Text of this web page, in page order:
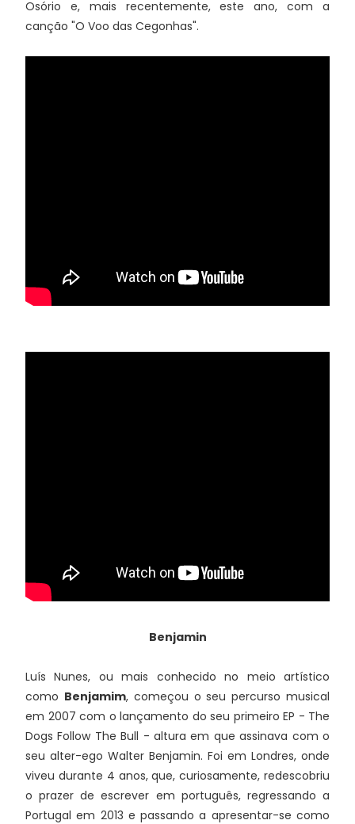
Osório e, mais recentemente, este ano, com a
canção "O Voo das Cegonhas".
Benjamin
Luís Nunes, ou mais conhecido no meio artístico
como Benjamim, começou o seu percurso musical
em 2007 com o lançamento do seu primeiro EP - The
Dogs Follow The Bull - altura em que assinava com o
seu alter-ego Walter Benjamin. Foi em Londres, onde
viveu durante 4 anos, que, curiosamente, redescobriu
o prazer de escrever em português, regressando a
Portugal em 2013 e passando a apresentar-se como